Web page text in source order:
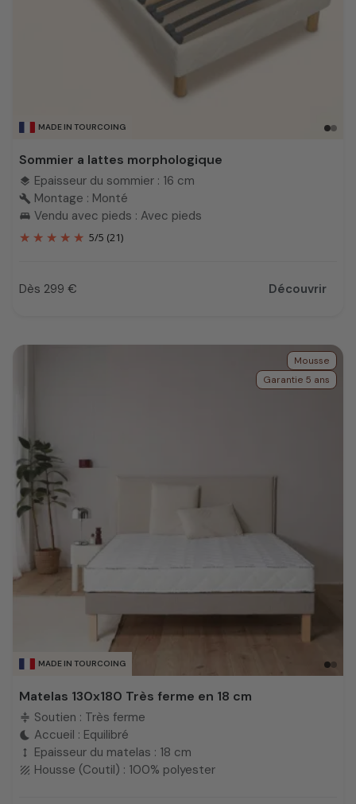
MADE IN TOURCOING
Sommier a lattes morphologique
layers Epaisseur du sommier : 16 cm
build Montage : Monté
king_bed Vendu avec pieds : Avec pieds
5/5 (21)
Prix
Dès 299 € Découvrir
MADE IN TOURCOING
Mousse
Garantie 5 ans
Matelas 130x180 Très ferme en 18 cm
compress Soutien : Très ferme
bedtime Accueil : Equilibré
height Epaisseur du matelas : 18 cm
texture Housse (Coutil) : 100% polyester